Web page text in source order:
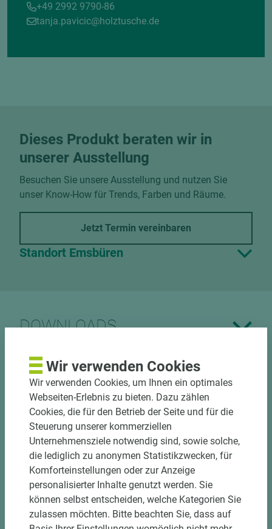
+49 2992 9790-86
tanja.pavicic@holztusche.de
Dieses Produkt beraten wir in
unserer Ausstellung
Besuchen Sie unsere Ausstellung und nutzen Sie
unser Know-How für Trends, Farben und Räume.
Jetzt Termin vereinbaren
Standort Emsbüren
DOWNLOADS
Nutzen Sie unseren
Zuschnittservice
Bekantungsfähiger Fixmaßzuschnitt maßhaltig
und winkelgenau
Hohe und präzise Leistung durch
halbautomatische Beschickung
Einzelteiletikettierung auf Wunsch möglich
Materialschonende und kundengerechte
Wir verwenden Cookies
Wir verwenden Cookies, um Ihnen ein optimales
Webseiten-Erlebnis zu bieten. Dazu zählen
Cookies, die für den Betrieb der Seite und für die
Steuerung unserer kommerziellen
Unternehmensziele notwendig sind, sowie solche,
die lediglich zu anonymen Statistikzwecken, für
Komforteinstellungen oder zur Anzeige
personalisierter Inhalte genutzt werden. Sie
können selbst entscheiden, welche Kategorien Sie
zulassen möchten. Bitte beachten Sie, dass auf